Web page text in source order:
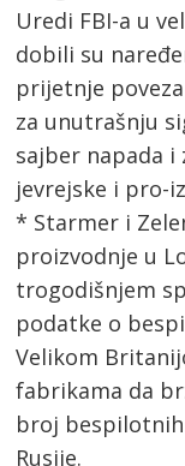
Uredi FBI-a u
dobili su
prijetnje
za unutrašnju
sajber napada i
jevrejske i pro-
* Starmer i
proizvodnje u
trogodišnjem
podatke o
Velikom
fabrikama da
broj
Rusije.